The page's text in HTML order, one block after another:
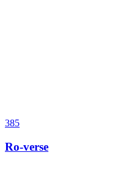
385
Ro-verse